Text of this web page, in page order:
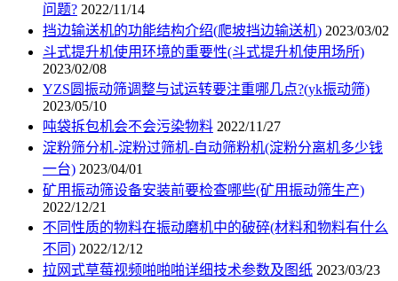
问题? 2022/11/14
挡边输送机的功能结构介绍(爬坡挡边输送机) 2023/03/02
斗式提升机使用环境的重要性(斗式提升机使用场所)
2023/02/08
YZS圆振动筛调整与试运转要注重哪几点?(yk振动筛)
2023/05/10
吨袋拆包机会不会污染物料 2022/11/27
淀粉筛分机-淀粉过筛机-自动筛粉机(淀粉分离机多少钱
一台) 2023/04/01
矿用振动筛设备安装前要检查哪些(矿用振动筛生产)
2022/12/21
不同性质的物料在振动磨机中的破碎(材料和物料有什么
不同) 2022/12/12
拉网式草莓视频啪啪啪详细技术参数及图纸 2023/03/23